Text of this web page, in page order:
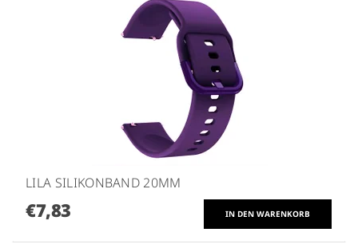
LILA SILIKONBAND 20MM
€7,83